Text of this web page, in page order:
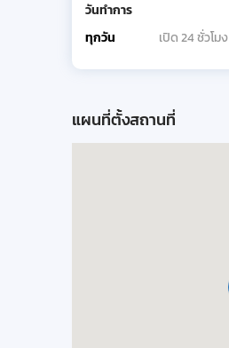
วันทำการ
ทุกวัน
เปิด 24 ชั่วโมง
แผนที่ตั้งสถานที่